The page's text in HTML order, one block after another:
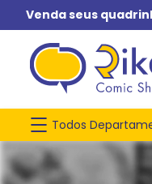
Venda seus
Todos